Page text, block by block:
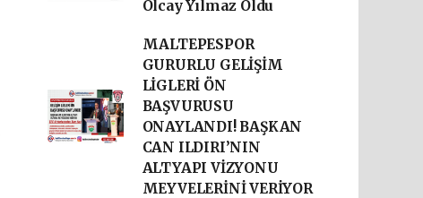
Olcay Yılmaz Oldu
MALTEPESPOR
GURURLU GELİŞİM
LİGLERİ ÖN
BAŞVURUSU
ONAYLANDI! BAŞKAN
CAN ILDIRI’NIN
ALTYAPI VİZYONU
MEYVELERİNİ VERİYOR